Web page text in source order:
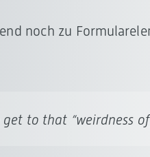
noch zu
get to that “weirdness